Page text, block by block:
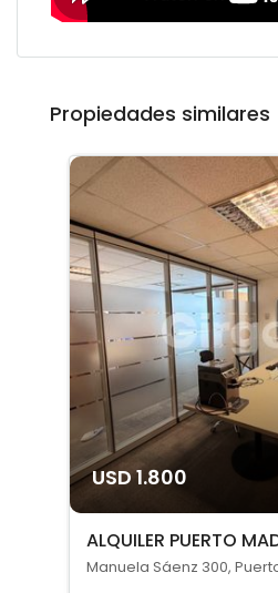
Propiedades similares
USD 1.800
ALQUILER PUERTO